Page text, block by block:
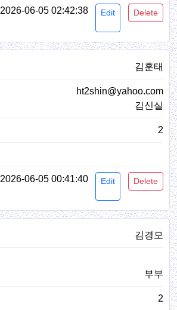
2026-06-05 02:42:38 Edit Delete
김훈태
ht2shin@yahoo.com
김신실
2
2026-06-05 00:41:40 Edit Delete
김경모
부부
2